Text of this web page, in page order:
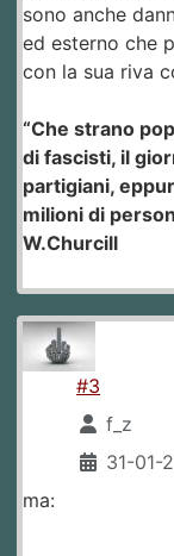
sono anche
ed esterno che
con la sua riva
“Che strano
di fascisti, il
partigiani,
milioni di
W.Churcill
#3
f_z
31-01-
ma: